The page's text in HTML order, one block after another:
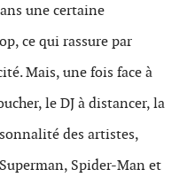
une cer­taine
ce qui ras­sure par
Mais, une fois face à
le DJ à dis­tancer, la
des artistes,
Spider-Man et